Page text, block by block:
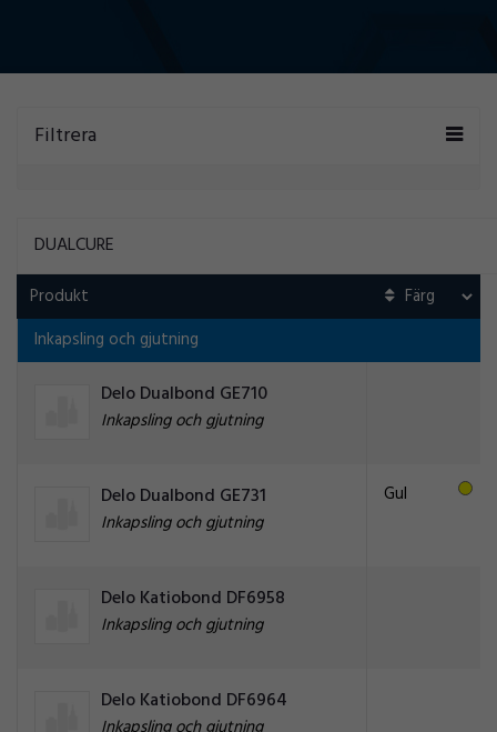
Filtrera
DUALCURE
Produkt
Inkapsling och gjutning
Delo Dualbond GE710
Inkapsling och gjutning
Delo Dualbond GE731
Inkapsling och gjutning
Gul
Delo Katiobond DF6958
Inkapsling och gjutning
Delo Katiobond DF6964